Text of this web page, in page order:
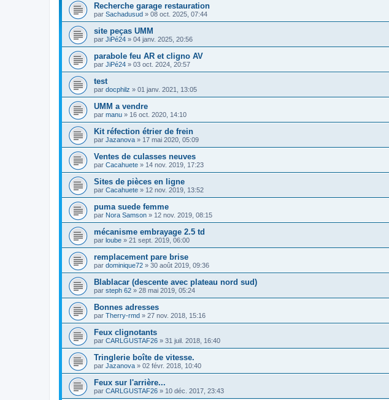
Recherche garage restauration
par Sachadusud » 08 oct. 2025, 07:44
site peças UMM
par JiPé24 » 04 janv. 2025, 20:56
parabole feu AR et cligno AV
par JiPé24 » 03 oct. 2024, 20:57
test
par docphilz » 01 janv. 2021, 13:05
UMM a vendre
par manu » 16 oct. 2020, 14:10
Kit réfection étrier de frein
par Jazanova » 17 mai 2020, 05:09
Ventes de culasses neuves
par Cacahuete » 14 nov. 2019, 17:23
Sites de pièces en ligne
par Cacahuete » 12 nov. 2019, 13:52
puma suede femme
par Nora Samson » 12 nov. 2019, 08:15
mécanisme embrayage 2.5 td
par loube » 21 sept. 2019, 06:00
remplacement pare brise
par dominique72 » 30 août 2019, 09:36
Blablacar (descente avec plateau nord sud)
par steph 62 » 28 mai 2019, 05:24
Bonnes adresses
par Therry-rmd » 27 nov. 2018, 15:16
Feux clignotants
par CARLGUSTAF26 » 31 juil. 2018, 16:40
Tringlerie boîte de vitesse.
par Jazanova » 02 févr. 2018, 10:40
Feux sur l'arrière...
par CARLGUSTAF26 » 10 déc. 2017, 23:43